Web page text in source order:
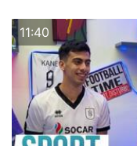
11:40